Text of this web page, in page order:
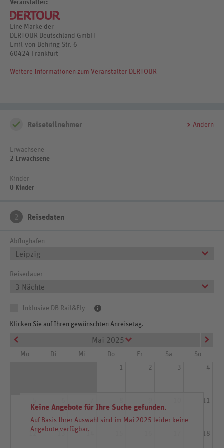
An-/Abreise: täglich
Diese Leistungsbeschreibung ist gültig vom 11.4.2025 bis
31.10.2025 (Sommerkatalog 2025).
Veranstalter:
Eine Marke der
DERTOUR Deutschland GmbH
Emil-von-Behring-Str. 6
60424 Frankfurt
Weitere Informationen zum Veranstalter DERTOUR
Reiseteilnehmer Ändern
Erwachsene
2 Erwachsene
Kinder
0 Kinder
2 Reisedaten
Abflughafen
Leipzig
Reisedauer
3 Nächte
Inklusive DB Rail&Fly
Klicken Sie auf Ihren gewünschten Anreisetag.
Keine Angebote für Ihre Suche gefunden.
Auf Basis Ihrer Auswahl sind im Mai 2025 leider keine
Angebote verfügbar.
Mai 2025
Mo Di Mi Do Fr Sa
So
1
2 3 4
11
12 13 14 18